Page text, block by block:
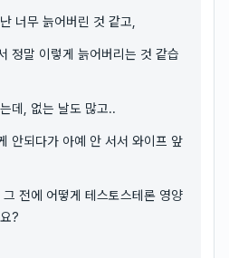
너무 늙어버린 것 같고,
정말 이렇게 늙어버리는 것 같습
데, 없는 날도 많고..
안되다가 아예 안 서서 와이프 앞
전에 어떻게 테스토스테론 영양
?